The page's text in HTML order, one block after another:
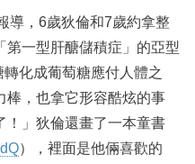
導，6歲狄倫和7歲約拿整
第一型肝醣儲積症」的亞型
化成葡萄糖應付人體之
棒，也拿它形容酷炫的事
！」狄倫還畫了一本童書
），裡面是他倆喜歡的